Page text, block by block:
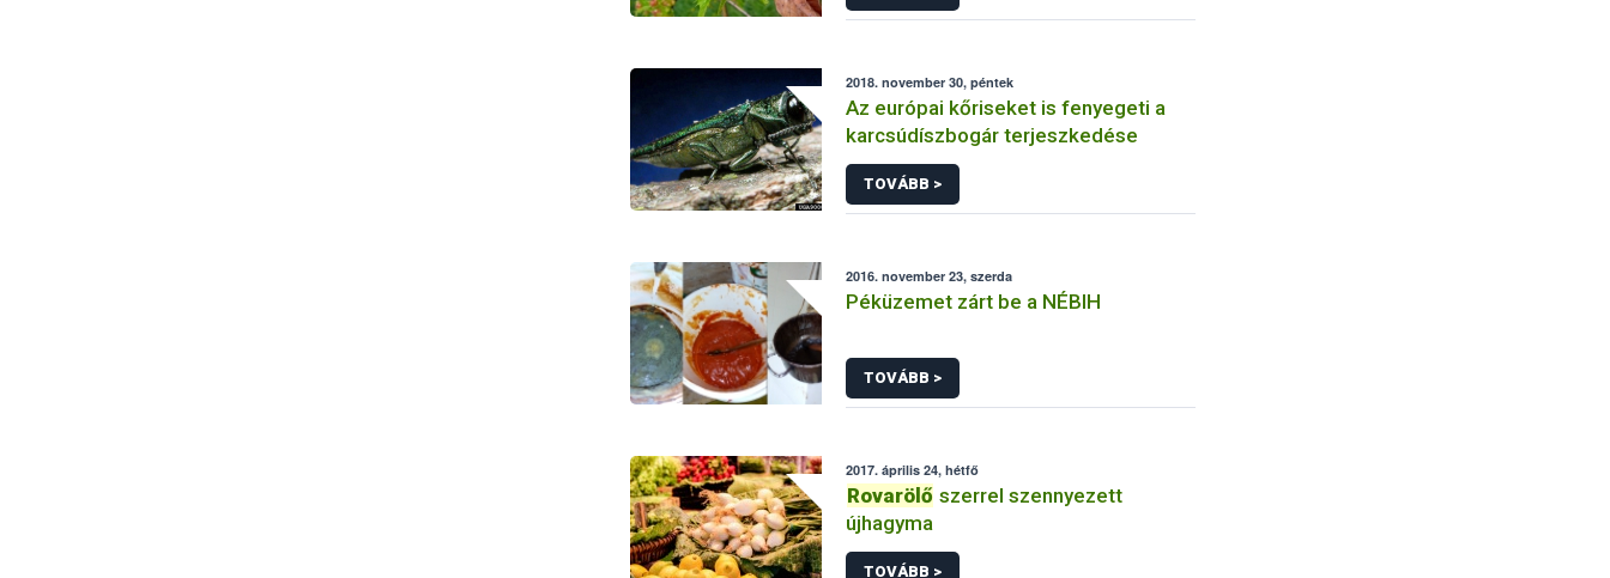
2018. november 30, péntek
Az európai kőriseket is fenyegeti a
karcsúdíszbogár terjeszkedése
TOVÁBB >
2016. november 23, szerda
Péküzemet zárt be a NÉBIH
TOVÁBB >
2017. április 24, hétfő
Rovarölő szerrel szennyezett
újhagyma
TOVÁBB >